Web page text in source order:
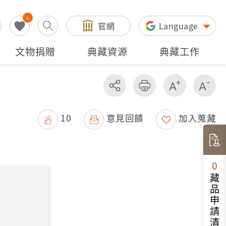
0
官網 Language
文物捐贈 典藏資源 典藏工作
分享 友善列印 增加字級
10 意見回饋 加入蒐藏
0
藏品申請清單